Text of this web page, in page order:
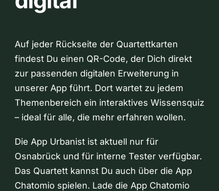
Auf jeder Rückseite der Quartettkarten
findest Du einen QR-Code, der Dich direkt
zur passenden digitalen Erweiterung in
unserer App führt. Dort wartet zu jedem
Themenbereich ein interaktives Wissensquiz
– ideal für alle, die mehr erfahren wollen.
Die App Urbanist ist aktuell nur für
Osnabrück und für interne Tester verfügbar.
Das Quartett kannst Du auch über die App
Chatomio spielen. Lade die App Chatomio